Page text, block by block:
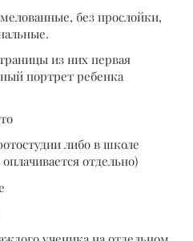
без прослойки,
из них первая
портрет ребенка
либо в школе
отдельно)